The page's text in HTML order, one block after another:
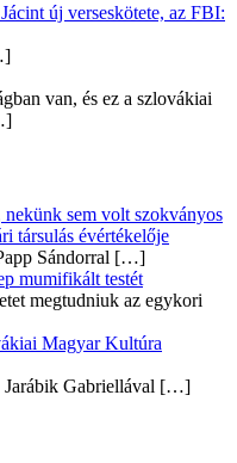
új verseskötete, az FBI:
van, és ez a szlovákiai
sem volt szokványos
társulás évértékelője
Sándorral […]
mumifikált testét
megtudniuk az egykori
Magyar Kultúra
Gabriellával […]